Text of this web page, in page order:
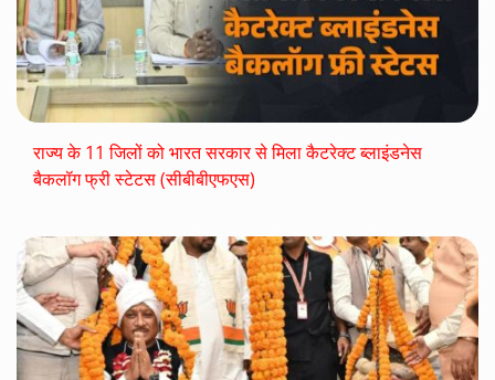
राज्य के 11 जिलों को भारत सरकार से मिला कैटरेक्ट ब्लाइंडनेस
बैकलॉग फ्री स्टेटस (सीबीबीएफएस)